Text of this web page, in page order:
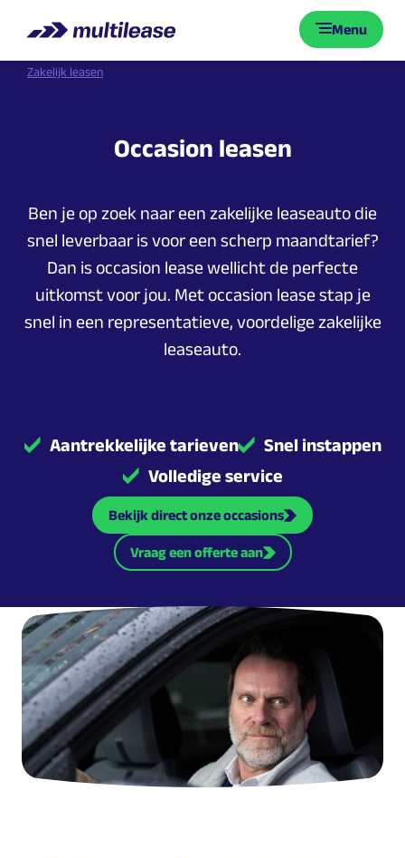
Menu
Zakelijk leasen
Occasion leasen
Ben je op zoek naar een zakelijke leaseauto die
snel leverbaar is voor een scherp maandtarief?
Dan is occasion lease wellicht de perfecte
uitkomst voor jou. Met occasion lease stap je
snel in een representatieve, voordelige zakelijke
leaseauto.
Aantrekkelijke tarieven
Snel instappen
Volledige service
Bekijk direct onze occasions
Vraag een offerte aan